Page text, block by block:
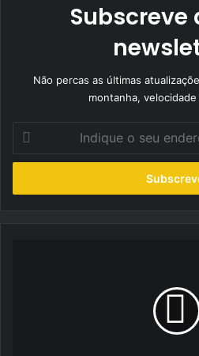
Subscreve
Não percas as últimas
montanha,
seu
de